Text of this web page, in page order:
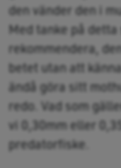
den vänder den i
Med tanke på
rekommendera,
betet utan att
ändå göra sitt
redo. Vad som
vi 0,30mm eller
predatorfiske.